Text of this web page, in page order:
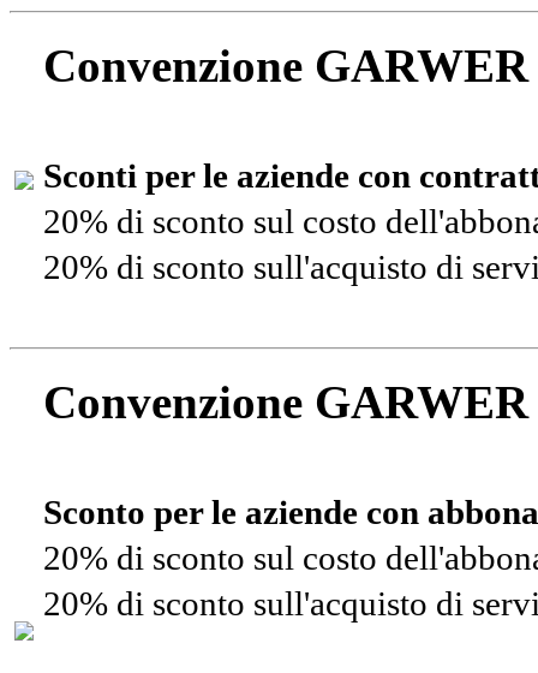
Convenzione
Sconti per le aziende con
20% di sconto sul costo
20% di sconto sull'acquisto di
Convenzione
Sconto per le aziende con
20% di sconto sul costo
20% di sconto sull'acquisto di